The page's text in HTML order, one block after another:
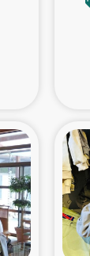
復興
漁業
経済